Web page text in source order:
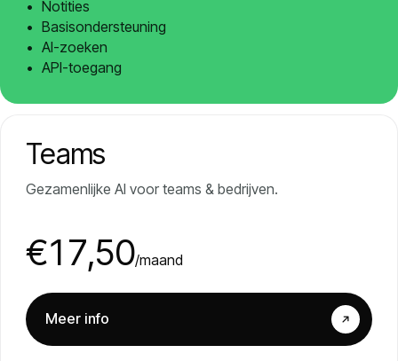
Notities
Basisondersteuning
AI-zoeken
API-toegang
Teams
Gezamenlijke AI voor teams & bedrijven.
€17,50/maand
Meer info